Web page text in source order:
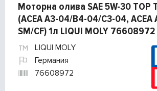
Моторна олива SAE 5W-30 TOP
(ACEA A3-04/B4-04/C3-04, ACEA
SM/CF) 1л LIQUI MOLY 76608972
LIQUI MOLY
Германия
76608972